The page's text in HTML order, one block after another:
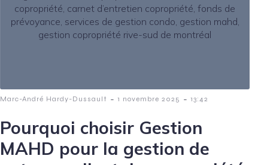
Marc-André Hardy-Dussault - 1 novembre 2025 - 13:42
Pourquoi choisir Gestion
MAHD pour la gestion de